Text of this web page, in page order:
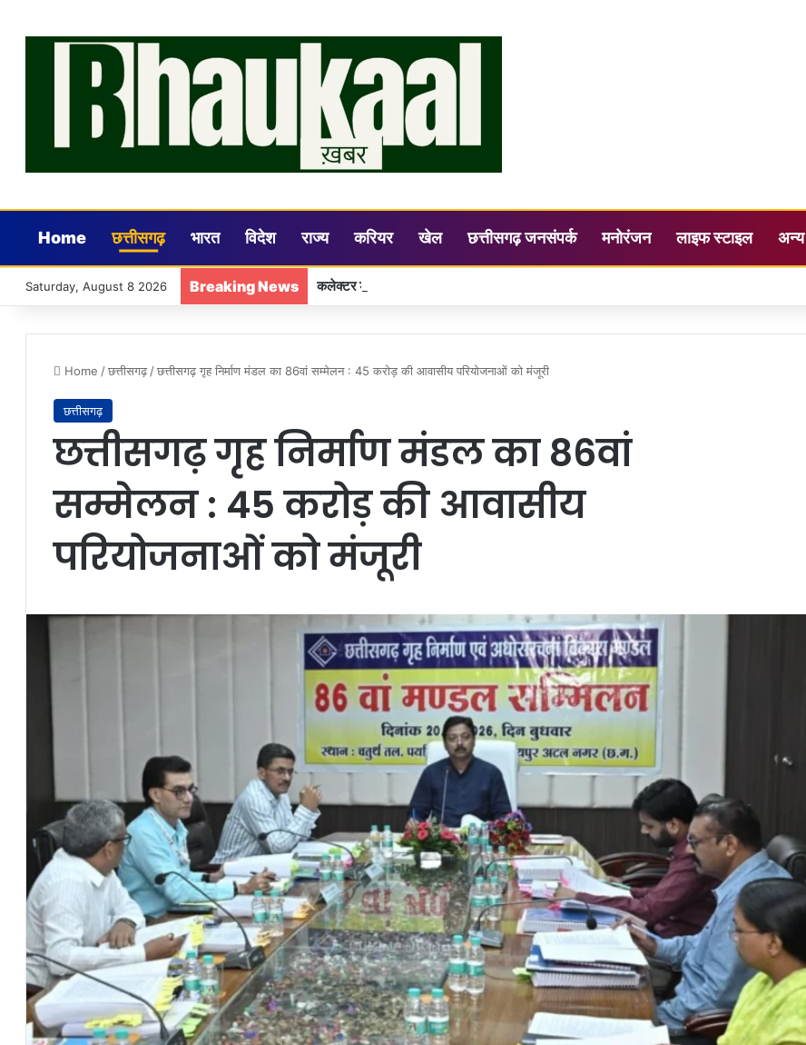
Home छत्तीसगढ़ भारत विदेश राज्य करियर खेल छत्तीसगढ़ जनसंपर्क मनोरंजन लाइफ स्टाइल अन्य
Saturday, August 8 2026 Breaking News कलेक्टर डॉ. गौरव सिंह ने ली समय-सीमा फॉलोअप बैठक
Home / छत्तीसगढ़ / छत्तीसगढ़ गृह निर्माण मंडल का 86वां सम्मेलन : 45 करोड़ की आवासीय परियोजनाओं को मंजूरी
छत्तीसगढ़
छत्तीसगढ़ गृह निर्माण मंडल का 86वां
सम्मेलन : 45 करोड़ की आवासीय
परियोजनाओं को मंजूरी